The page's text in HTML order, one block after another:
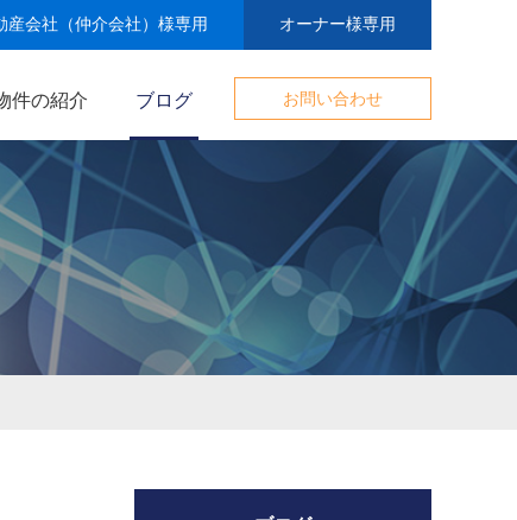
産会社（仲介会社）様専用 オーナー様専用
件の紹介 ブログ お問い合わせ